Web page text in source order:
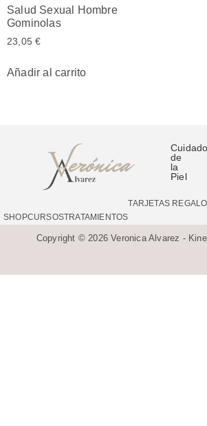
Salud Sexual Hombre
Gominolas
23,05€
Añadir al carrito
Cuidado
de
la
Piel
SHOPCURSOSTRATAMIENTOS
TARJETAS REGALO
Copyright © 2026 Veronica Alvarez -